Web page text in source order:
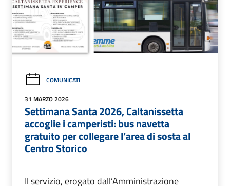
COMUNICATI
31 MARZO 2026
Settimana Santa 2026, Caltanissetta
accoglie i camperisti: bus navetta
gratuito per collegare l’area di sosta al
Centro Storico
Il servizio, erogato dall’Amministrazione